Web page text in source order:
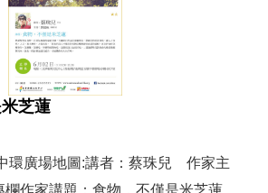
芝蓮
環廣場地圖:講者：蔡珠兒 作家主